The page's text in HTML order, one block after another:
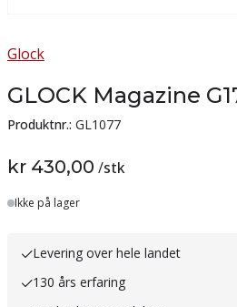
Glock
GLOCK Magazine
Produktnr.: GL1077
kr 430,00 /stk
Lager
Ikke på lager
Levering over hele landet
130 års erfaring